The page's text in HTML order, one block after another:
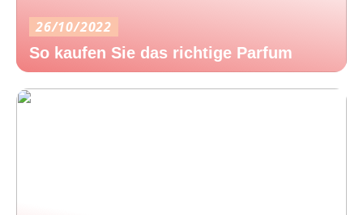
26/10/2022
So kaufen Sie das richtige Parfum